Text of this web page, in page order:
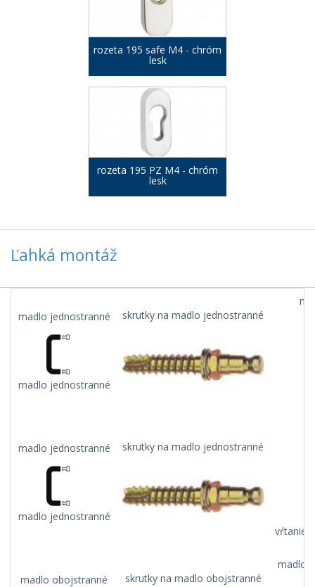
rozeta 195 safe M4 - chróm
lesk
rozeta 195 PZ M4 - chróm
lesk
Ľahká montáž
madlo jednostranné
madlo jednostranné
skrutky na madlo jednostranné
madlo jednostranné
madlo jednostranné
skrutky na madlo jednostranné
vŕtanie
madlo obojstranné skrutky na madlo obojstranné
madlo